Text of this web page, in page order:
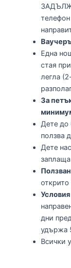
Една
стая
легла
За
Дете до
ползва
Дете
открито
дни
удържа
Всички